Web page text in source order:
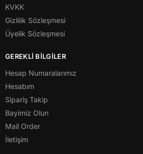
KVKK
Gizlilik Sözleşmesi
Üyelik Sözleşmesi
GEREKLİ BİLGİLER
Hesap Numaralarımız
Hesabım
Sipariş Takip
Bayimiz Olun
Mail Order
İletişim